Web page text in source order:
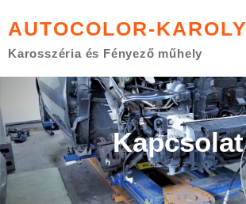
AUTOCOLOR-KAROLY
Karosszéria és Fényező műhely
Kapcsolat